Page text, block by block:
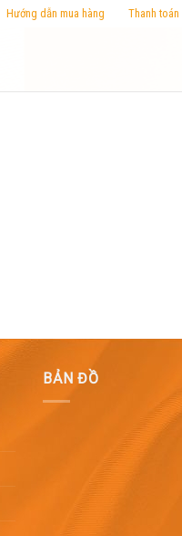
Hướng dẫn mua hàng Thanh toán
BẢN ĐỒ